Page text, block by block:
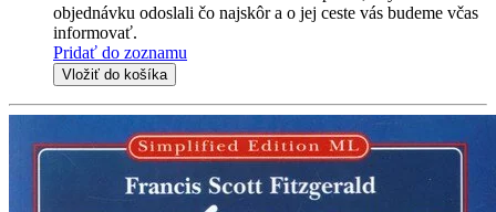
objednávku odoslali čo najskôr a o jej ceste vás budeme včas
informovať.
Pridať do zoznamu
Vložiť do košíka